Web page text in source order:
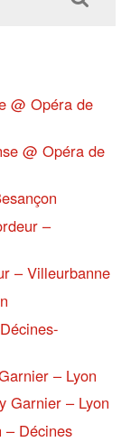
@ Opéra de
@ Opéra de
–
– Villeurbanne
– Lyon
Garnier – Lyon
– Décines